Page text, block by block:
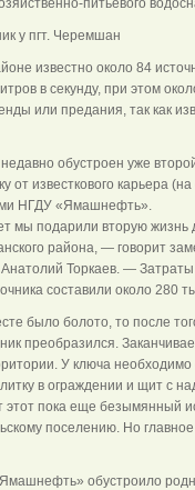
питьевого
у пгт. Черемшан
известно около 84
в секунду, при этом
или предания, так как
обустроен уже
от известкового карьера
НГДУ «Ямашнефть».
мы подарили вторую жизнь
района, — говорит
Торкаев. —
составили около 280
было болото, то после
преобразился.
У ключа
в ограждении и щит с
пока еще безымянный
поселению. Но
обустроило